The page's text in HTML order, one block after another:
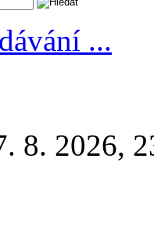
...
8. 2026,